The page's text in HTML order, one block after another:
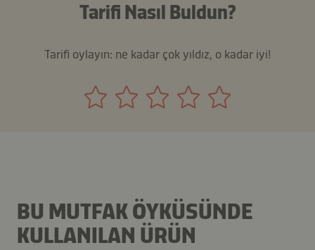
Tarifi Nasıl Buldun?
Tarifi oylayın: ne kadar çok yıldız, o kadar iyi!
BU MUTFAK ÖYKÜSÜNDE
KULLANILAN ÜRÜN